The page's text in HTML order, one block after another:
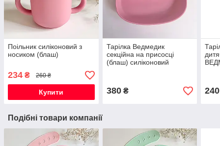
Поільник силіконовий з
носиком (блаш)
234 ₴ 260 ₴
Купити
Тарілка Ведмедик
секційна на присосці
(блаш) силіконовий
380₴ 240
Подібні товари компанії